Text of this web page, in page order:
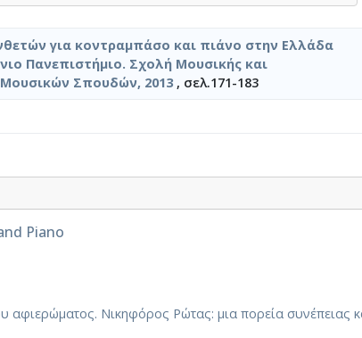
για κοντραμπάσο και πιάνο στην Ελλάδα
Πανεπιστήμιο. Σχολή Μουσικής και
Σπουδών, 2013 , σελ.171-183
Piano
αφιερώματος. Νικηφόρος Ρώτας: μια πορεία συνέπειας